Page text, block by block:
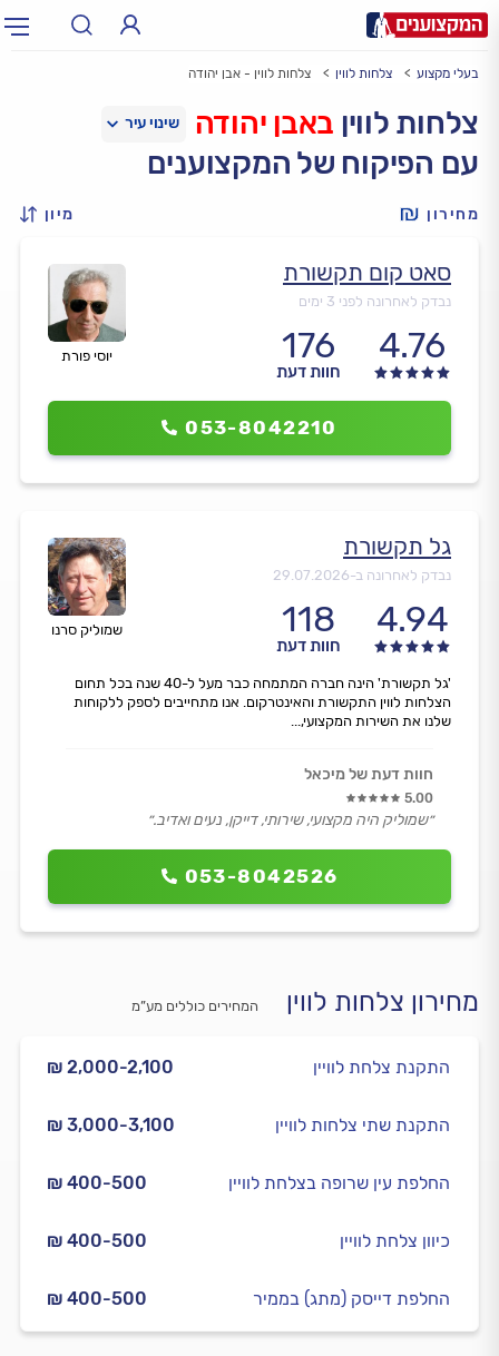
עירעיר: תל אביב, חיפה…
בעלי מקצוע צלחות לווין צלחות לווין - אבן יהודה
צלחות לווין באבן יהודה
עם הפיקוח של המקצוענים
מחירון מיון
יוסי פורת
סאט קום תקשורת
נבדק לאחרונה לפני 3 ימים
4.76
176
חוות דעת
053-8042210
שמוליק סרנו
גל תקשורת
נבדק לאחרונה ב-29.07.2026
4.94
118
חוות דעת
053-8042526
'גל תקשורת' הינה חברה המתמחה כבר מעל ל-40 שנה בכל תחום
הצלחות לווין התקשורת והאינטרקום. אנו מתחייבים לספק ללקוחות
שלנו את השירות המקצועי,...
חוות דעת של מיכאל
5.00
״שמוליק היה מקצועי, שירותי, דייקן, נעים ואדיב.״
מחירון צלחות לווין המחירים כוללים מע”מ
₪ 2,000-2,100 התקנת צלחת לוויין
₪ 3,000-3,100 התקנת שתי צלחות לוויין
₪ 400-500 החלפת עין שרופה בצלחת לוויין
₪ 400-500 כיוון צלחת לוויין
₪ 400-500 החלפת דייסק (מתג) בממיר